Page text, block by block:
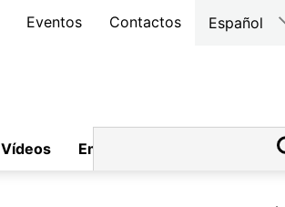
Eventos Contactos Español
Vídeos Empleo